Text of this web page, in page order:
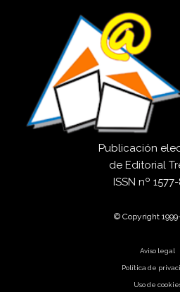
Publicación
de Editorial
ISSN nº
© Copyright
Aviso legal
Política de
Uso de